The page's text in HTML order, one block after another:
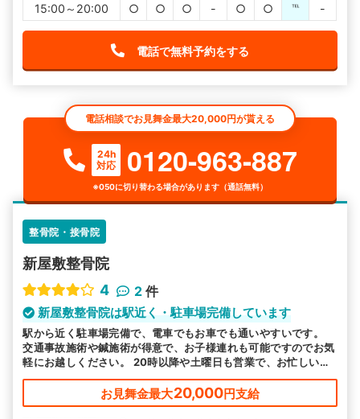
15:00～20:00
○ ○ ○ - ○ ○ ℡ -
電話で無料予約をする
電話相談でお見舞金最大20,000円が貰える
24h
対応
0120-963-887
※050に切り替わる場合があります（通話無料）
整骨院・接骨院
新屋敷整骨院
4
2 件
新屋敷整骨院は駅近く・駐車場完備しています
駅から近く駐車場完備で、電車でもお車でも通いやすいです。
交通事故施術や鍼施術が得意で、お子様連れも可能ですのでお気
軽にお越しください。 20時以降や土曜日も営業で、お忙しい方
も来院しやすい環境で皆様のお越しをお待ちしております。
お見舞金最大20,000円支給